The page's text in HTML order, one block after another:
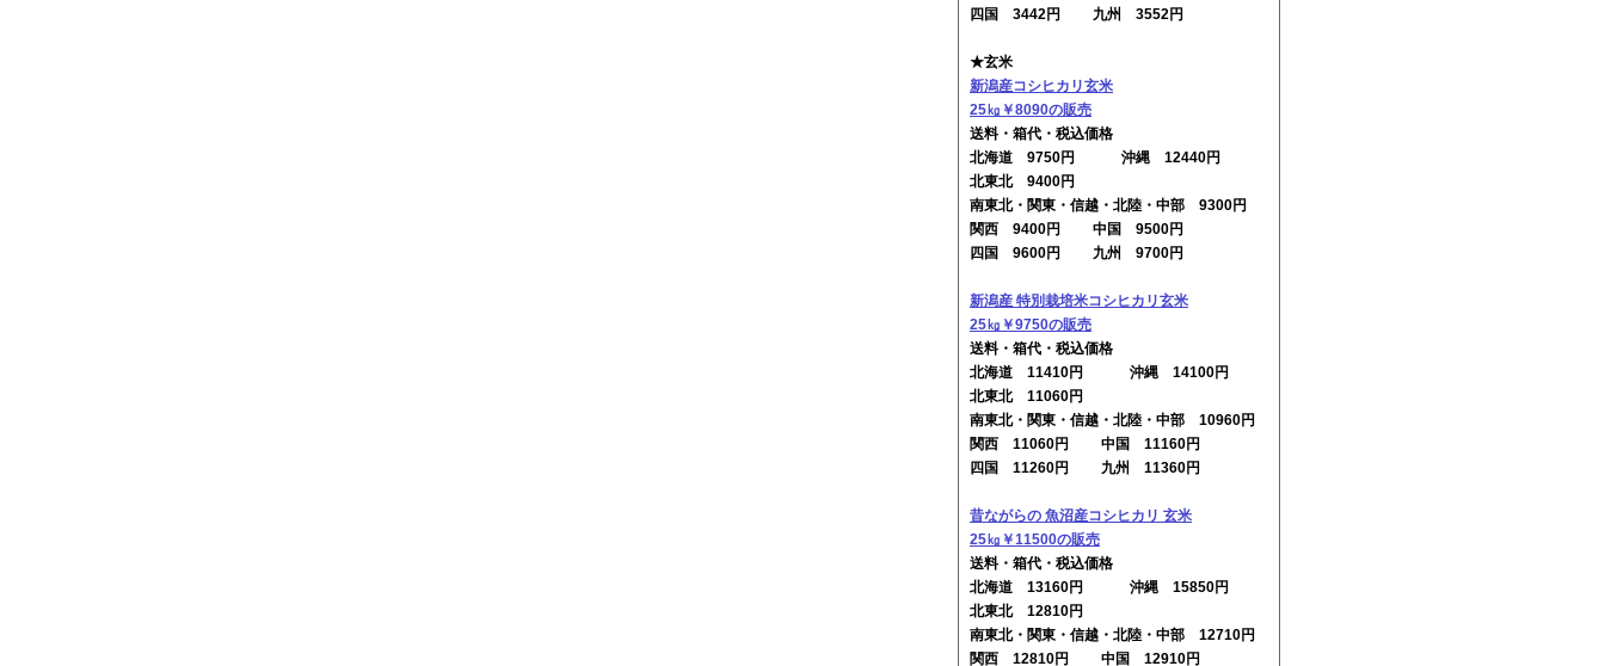
四国 3442円 九州 3552円
★玄米
新潟産コシヒカリ玄米
25㎏￥8090の販売
送料・箱代・税込価格
北海道 9750円 沖縄 12440円
北東北 9400円
南東北・関東・信越・北陸・中部 9300円
関西 9400円 中国 9500円
四国 9600円 九州 9700円
新潟産 特別栽培米コシヒカリ玄米
25㎏￥9750の販売
送料・箱代・税込価格
北海道 11410円 沖縄 14100円
北東北 11060円
南東北・関東・信越・北陸・中部 10960円
関西 11060円 中国 11160円
四国 11260円 九州 11360円
昔ながらの 魚沼産コシヒカリ 玄米
25㎏￥11500の販売
送料・箱代・税込価格
北海道 13160円 沖縄 15850円
北東北 12810円
南東北・関東・信越・北陸・中部 12710円
関西 12810円 中国 12910円